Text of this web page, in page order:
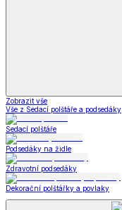
Zobrazit vše
Vše z Sedací polštáře a podsedáky
Sedací polštáře
Podsedáky na židle
Zdravotní podsedáky
Dekorační polštářky a povlaky